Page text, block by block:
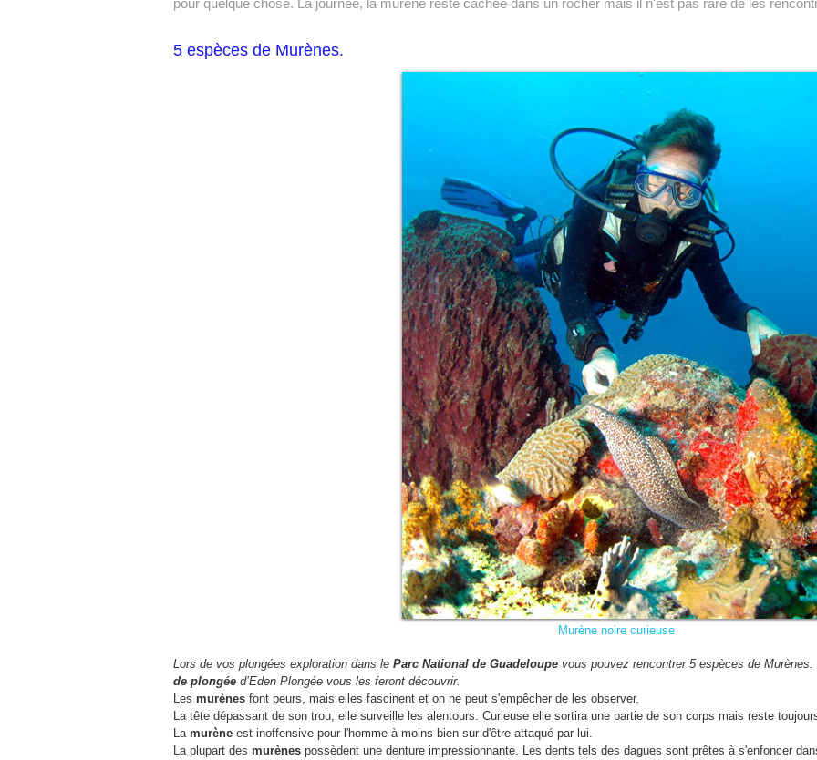
pour quelque chose. La journée, la murène reste cachée dans un rocher mais il n'est pas rare de les
5 espèces de Murènes.
Murène noire curieuse
Lors de vos plongées exploration dans le Parc National de Guadeloupe vous pouvez rencontrer 5 espèces de
de plongée d’Eden Plongée vous les feront découvrir.
Les murènes font peurs, mais elles fascinent et on ne peut s'empêcher de les observer.
La tête dépassant de son trou, elle surveille les alentours. Curieuse elle sortira une partie de son corps mais reste
La murène est inoffensive pour l'homme à moins bien sur d'être attaqué par lui.
La plupart des murènes possèdent une denture impressionnante. Les dents tels des dagues sont prêtes à s'enfoncer